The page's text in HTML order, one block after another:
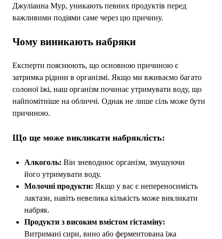
Джуліанна Мур, уникають певних продуктів перед
важливими подіями саме через цю причину.
Чому виникають набряки
Експерти пояснюють, що основною причиною є
затримка рідини в організмі. Якщо ми вживаємо багато
солоної їжі, наш організм починає утримувати воду, що
найпомітніше на обличчі. Однак не лише сіль може бути
причиною.
Що ще може викликати набряклість:
Алкоголь: Він зневоднює організм, змушуючи
його утримувати воду.
Молочні продукти: Якщо у вас є непереносимість
лактази, навіть невелика кількість може викликати
набряк.
Продукти з високим вмістом гістаміну:
Витримані сири, вино або ферментована їжа